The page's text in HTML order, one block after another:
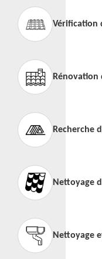
Vérification
Recherche
Nettoyage
Nettoyage